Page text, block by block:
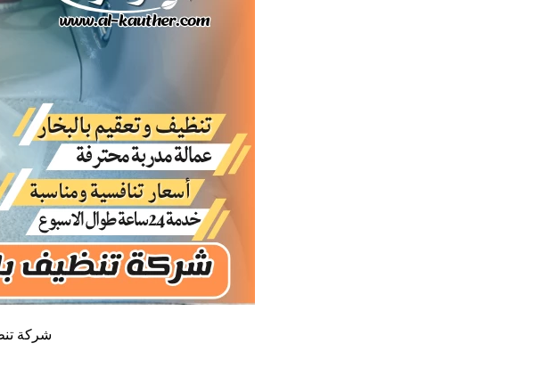
شركة